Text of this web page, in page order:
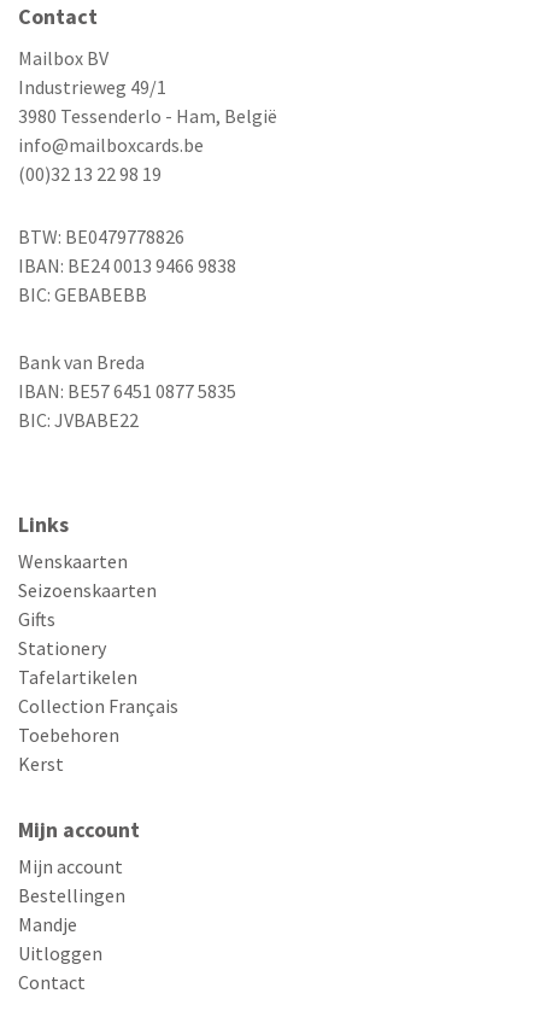
Contact
Mailbox BV
Industrieweg 49/1
3980 Tessenderlo - Ham, België
info@mailboxcards.be
(00)32 13 22 98 19
BTW: BE0479778826
IBAN: BE24 0013 9466 9838
BIC: GEBABEBB
Bank van Breda
IBAN: BE57 6451 0877 5835
BIC: JVBABE22
Links
Wenskaarten
Seizoenskaarten
Gifts
Stationery
Tafelartikelen
Collection Français
Toebehoren
Kerst
Mijn account
Mijn account
Bestellingen
Mandje
Uitloggen
Contact